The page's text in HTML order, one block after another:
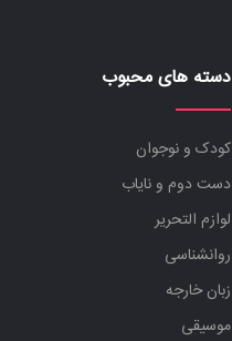
دسته های محبوب
کودک و نوجوان
دست دوم و نایاب
لوازم التحریر
روانشناسی
زبان خارجه
موسیقی